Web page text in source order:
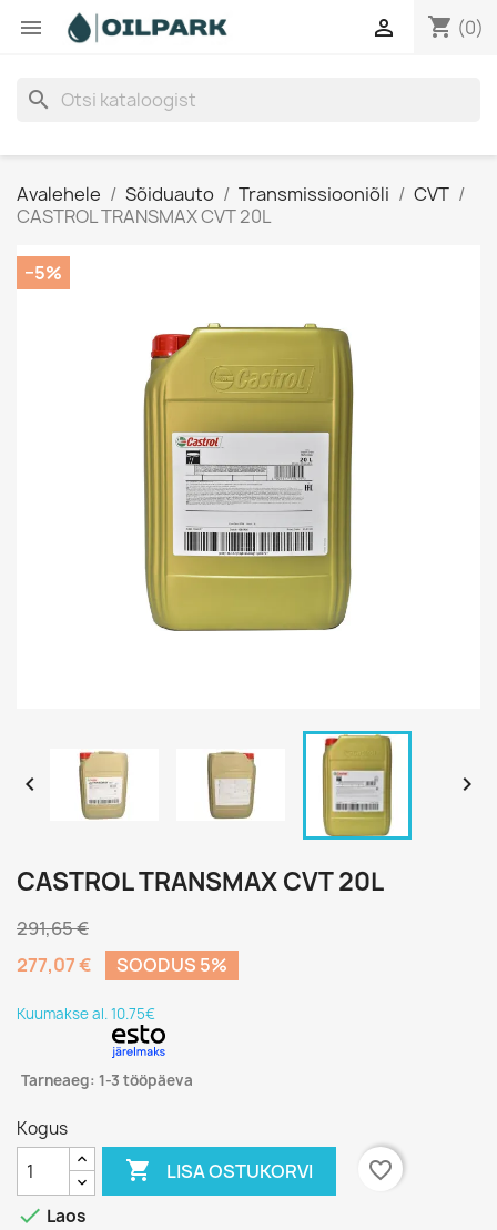
 shopping_cart (0)

search
Avalehele Sõiduauto Transmissiooniõli
CVT
CASTROL TRANSMAX CVT 20L
−5%
 
CASTROL TRANSMAX CVT 20L
291,65 €
277,07 €
SOODUS 5%
Kuumakse al. 10.75€
Tarneaeg: 1-3 tööpäeva
Kogus
 LISA OSTUKORVI
favorite_border
 Laos